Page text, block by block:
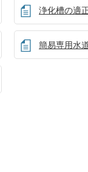
浄化槽の適
簡易専用水